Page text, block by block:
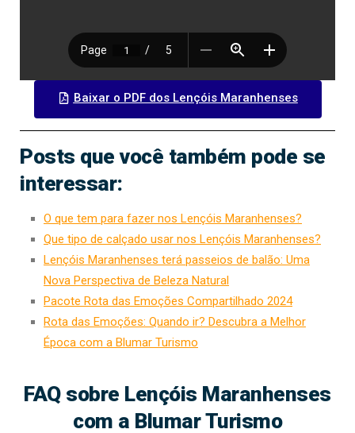
Baixar o PDF dos Lençóis Maranhenses
Posts que você também pode se
interessar:
O que tem para fazer nos Lençóis Maranhenses?
Que tipo de calçado usar nos Lençóis Maranhenses?
Lençóis Maranhenses terá passeios de balão: Uma
Nova Perspectiva de Beleza Natural
Pacote Rota das Emoções Compartilhado 2024
Rota das Emoções: Quando ir? Descubra a Melhor
Época com a Blumar Turismo
FAQ sobre Lençóis Maranhenses
com a Blumar Turismo